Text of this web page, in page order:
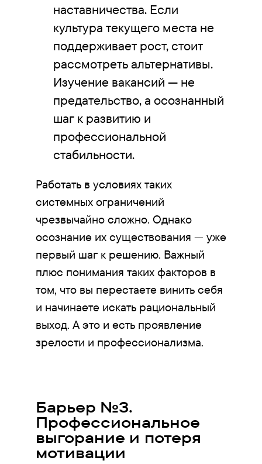
наставничества. Если
культура текущего места не
поддерживает рост, стоит
рассмотреть альтернативы.
Изучение вакансий — не
предательство, а осознанный
шаг к развитию и
профессиональной
стабильности.
Работать в условиях таких
системных ограничений
чрезвычайно сложно. Однако
осознание их существования — уже
первый шаг к решению. Важный
плюс понимания таких факторов в
том, что вы перестаете винить себя
и начинаете искать рациональный
выход. А это и есть проявление
зрелости и профессионализма.
Барьер №3.
Профессиональное
выгорание и потеря
мотивации